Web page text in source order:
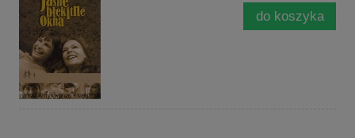
do koszyka